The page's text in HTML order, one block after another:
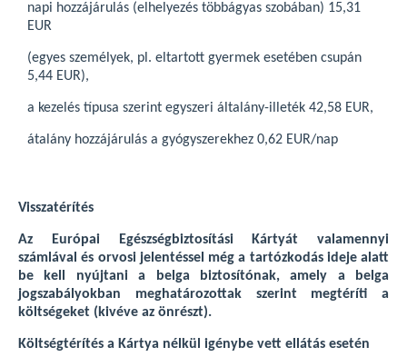
napi hozzájárulás (elhelyezés többágyas szobában) 15,31
EUR
(egyes személyek, pl. eltartott gyermek esetében csupán
5,44 EUR),
a kezelés típusa szerint egyszeri általány-illeték 42,58 EUR,
átalány hozzájárulás a gyógyszerekhez 0,62 EUR/nap
Visszatérítés
Az Európai Egészségbiztosítási Kártyát valamennyi
számlával és orvosi jelentéssel még a tartózkodás ideje alatt
be kell nyújtani a belga biztosítónak, amely a belga
jogszabályokban meghatározottak szerint megtéríti a
költségeket (kivéve az önrészt).
Költségtérítés a Kártya nélkül igénybe vett ellátás esetén